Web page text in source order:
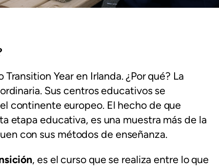
Year en Irlanda. ¿Por qué? La
Sus centros educativos se
continente europeo. El hecho de que
etapa educativa, es una muestra más de la
con sus métodos de enseñanza.
, es el curso que se realiza entre lo que